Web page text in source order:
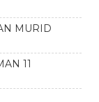
MURID
11